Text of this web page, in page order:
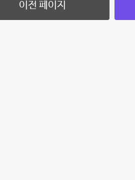
이전 페이지